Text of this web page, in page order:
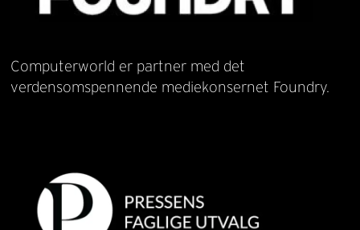
Computerworld er partner med det
verdensomspennende mediekonsernet Foundry.